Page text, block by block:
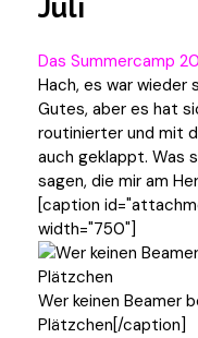
Juli
Das Summercamp
Hach, es war wieder
Gutes, aber es hat
routinierter und mit
auch geklappt. Was
sagen, die mir am
[caption
width="750"]
Wer keinen Beamer
Plätzchen[/caption]